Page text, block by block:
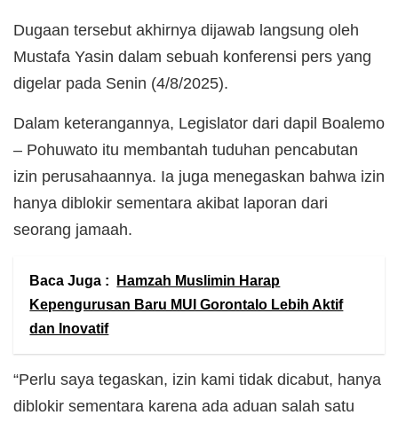
Dugaan tersebut akhirnya dijawab langsung oleh
Mustafa Yasin dalam sebuah konferensi pers yang
digelar pada Senin (4/8/2025).
Dalam keterangannya, Legislator dari dapil Boalemo
– Pohuwato itu membantah tuduhan pencabutan
izin perusahaannya. Ia juga menegaskan bahwa izin
hanya diblokir sementara akibat laporan dari
seorang jamaah.
Baca Juga :
Hamzah Muslimin Harap
Kepengurusan Baru MUI Gorontalo Lebih Aktif
dan Inovatif
“Perlu saya tegaskan, izin kami tidak dicabut, hanya
diblokir sementara karena ada aduan salah satu